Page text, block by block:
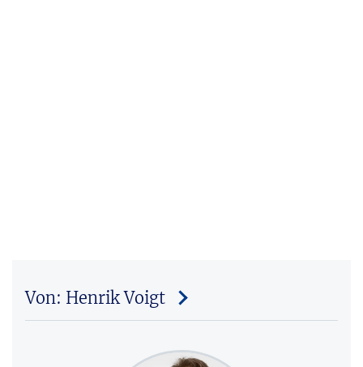
Von: Henrik Voigt